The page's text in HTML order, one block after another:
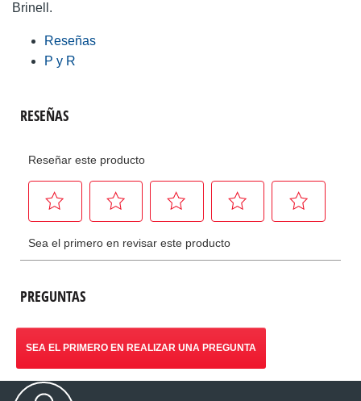
Brinell.
Reseñas
P y R
PREGUNTAS
SEA EL PRIMERO EN REALIZAR UNA PREGUNTA